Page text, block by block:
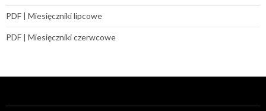
PDF | Miesięczniki lipcowe
PDF | Miesięczniki czerwcowe